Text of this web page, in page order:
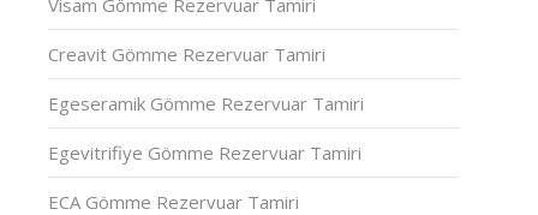
Creavit Gömme Rezervuar Tamiri
Egeseramik Gömme Rezervuar Tamiri
Egevitrifiye Gömme Rezervuar Tamiri
ECA Gömme Rezervuar Tamiri